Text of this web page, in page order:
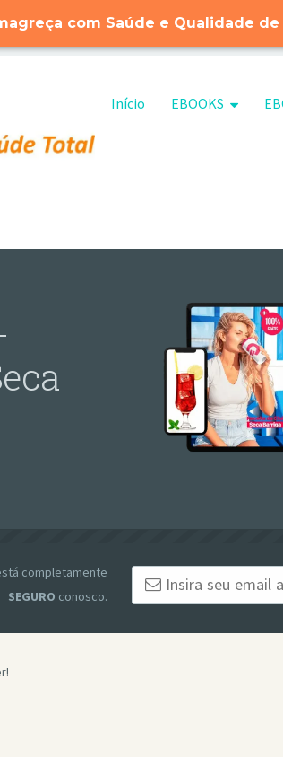
com Saúde e Qualidade de
Pular para o conteúdo
Início EBOOKS
completamente
SEGURO conosco.